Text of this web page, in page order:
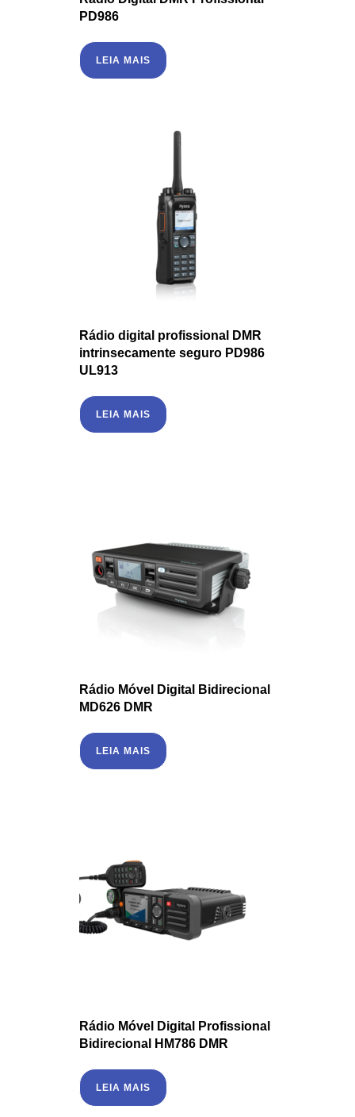
PD986
LEIA MAIS
Rádio digital profissional DMR
intrinsecamente seguro PD986
UL913
LEIA MAIS
Rádio Móvel Digital Bidirecional
MD626 DMR
LEIA MAIS
Rádio Móvel Digital Profissional
Bidirecional HM786 DMR
LEIA MAIS